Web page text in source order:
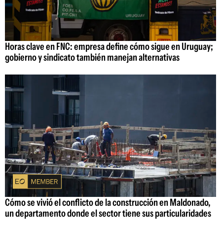
Horas clave en FNC: empresa define cómo sigue en Uruguay;
gobierno y sindicato también manejan alternativas
Cómo se vivió el conflicto de la construcción en Maldonado,
un departamento donde el sector tiene sus particularidades